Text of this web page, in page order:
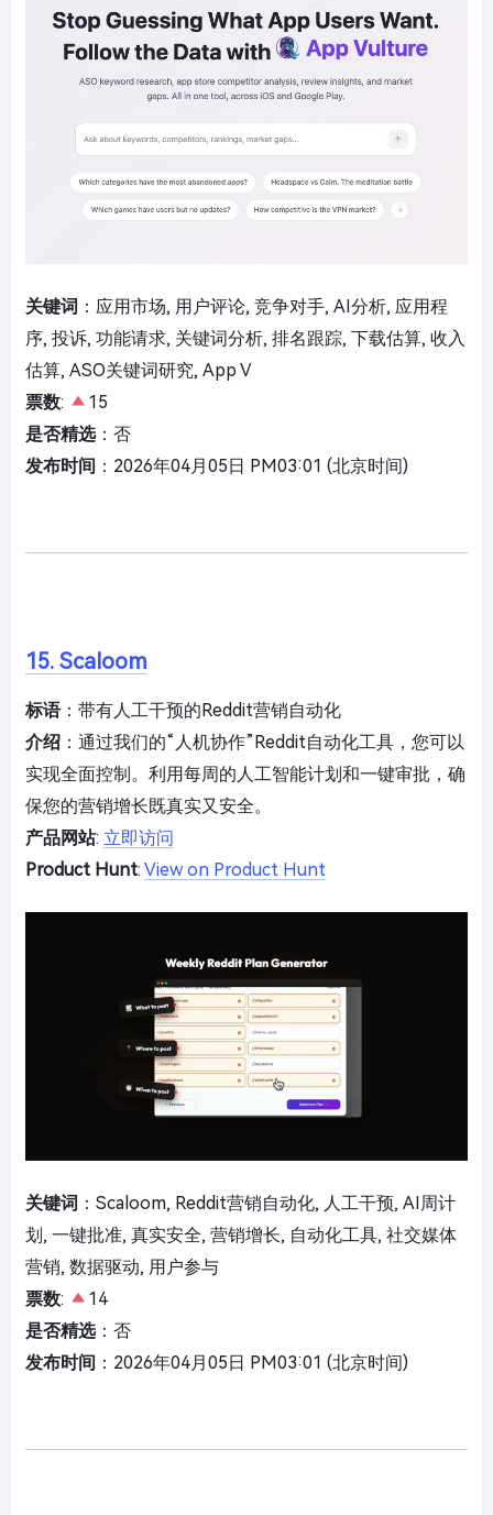
关键词 ：应用市场, 用户评论, 竞争对手, AI分析, 应用程
序, 投诉, 功能请求, 关键词分析, 排名跟踪, 下载估算, 收入
估算, ASO关键词研究, App V
票数:
15
是否精选：否
发布时间 ：2026年04月05日 PM03:01 (北京时间)
15. Scaloom
标语：带有人工干预的Reddit营销自动化
介绍 ：通过我们的“人机协作”Reddit自动化工具，您可以
实现全面控制。利用每周的人工智能计划和一键审批，确
保您的营销增长既真实又安全。
产品网站: 立即访问
Product Hunt: View on Product Hunt
关键词 ：Scaloom, Reddit营销自动化, 人工干预, AI周计
划, 一键批准, 真实安全, 营销增长, 自动化工具, 社交媒体
营销, 数据驱动, 用户参与
票数:
14
是否精选：否
发布时间 ：2026年04月05日 PM03:01 (北京时间)